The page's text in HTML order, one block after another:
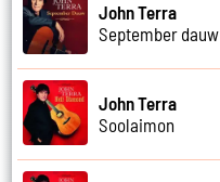
John Terra
September dauw
John Terra
Soolaimon